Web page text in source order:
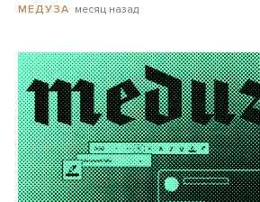
МЕДУЗА месяц назад